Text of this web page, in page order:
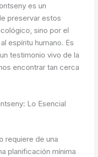
es un
preservar estos
sino por el
espíritu humano. Es
testimonio vivo de la
encontrar tan cerca
Lo Esencial
requiere de una
planificación mínima